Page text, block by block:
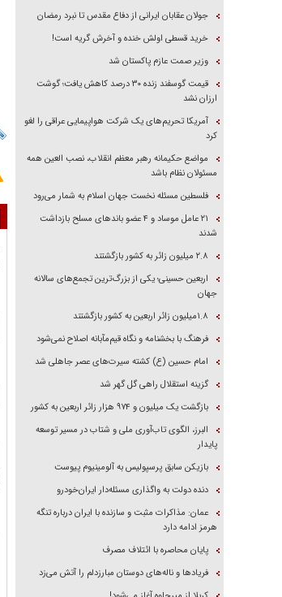
جولان عقابان ایرانی از دفاع مقدس تا نبرد رمضان
خرید قسطی اولش خنده و آخرش گریه است!
وزیر صمت عازم پاکستان شد
قیمت گوسفند زنده ۳۰ درصد کاهش یافت؛ گوشت
ارزان نشد
آمریکا تحریم‌های یک شرکت هواپیمایی عراقی را لغو
کرد
مواضع حکیمانه رهبر معظم انقلاب، نصب العین همه
مسئولان نظام باشد
فلسطین مسئله نخست جهان اسلام به شمار می‌رود
۲۱ عامل موساد و ۴ عضو باند‌های مسلح بازداشت
شدند
۲.۸ میلیون زائر به کشور بازگشتند
اربعین حسینی؛ یکی از بزرگ‌ترین تجمع‌های سالانه
جهان
۱.۸میلیون زائر اربعین به کشور بازگشتند
فرهنگ با بخشنامه و نگاه قیم‌مآبانه اصلاح نمی‌شود
امام حسین (ع) کشته سیرت‌های عصر جاهلی شد
گزینه استقلال راهی گل گهر شد
بازگشت یک میلیون و ۹۷۴ هزار زائر اربعین به کشور
البرز، الگوی تاب‌آوری ملی و شتاب در مسیر توسعه
پایدار
بازیکن سابق پرسپولیس به آلومینیوم پیوست
دنده دولت به واگذاری مسئله‌دار ایران‌خودرو
عمان: مذاکرات مثبت و سازنده با ایران درباره تنگه
هرمز ادامه دارد
پایان محاصره با ائتلاف مصرف
فریاد‌ها و ناله‌های دوستان مبارزدلم را آتش می‌زد